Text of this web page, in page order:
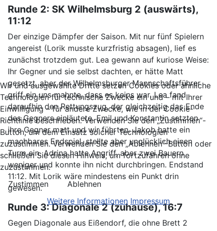
Runde 2: SK Wilhelmsburg 2 (auswärts),
11:12
Der einzige Dämpfer der Saison. Mit nur fünf Spielern
angereist (Lorik musste kurzfristig absagen), lief es
zunächst trotzdem gut. Lea gewann auf kuriose Weise:
Ihr Gegner und sie selbst dachten, er hätte Matt
gesetzt, aber der Wilhelmsburger Mannschaftsführer
griff ein uns mahnte, dass es keins war. Lea fand
daraufhin den Rettungszug, der gleichzeitig das Ende
des Gegners einläutete. Emil und Konstantin setzten
ihre Gegner matt und wir führten. Jakob hatte ein
machbares Endspiel, stellte aber unglücklich einen
Turm ein. Adrina hatte Angriff, aber zwei Bauern
weniger und konnte ihn nicht durchbringen. Endstand
11:12. Mit Lorik wäre mindestens ein Punkt drin
gewesen.
Runde 3: Diagonale 2 (zuhause), 16:7
Gegen Diagonale aus Eißendorf, die ohne Brett 2
Wir und ausgewählte Dritte setzen Cookies oder ähnliche
Technologien für technische Zwecke ein und – mit Ihrer
Einwilligung – für andere Zwecke, wie in der Cookie-
Richtlinie beschrieben. Verwenden Sie den „Zustimmen“-
Button, um dem Einsatz solcher Technologien
zuzustimmen. Verwenden Sie den „Ablehnen“-Button oder
schließen Sie diesen Hinweis, um fortzufahren ohne
zuzustimmen.
Zustimmen
Ablehnen
Weitere Informationen Impressum